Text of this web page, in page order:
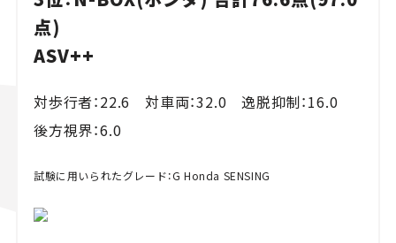
点)
ASV++
対歩行者：22.6 対車両：32.0 逸脱抑制：16.0
後方視界：6.0
試験に用いられたグレード：G Honda SENSING